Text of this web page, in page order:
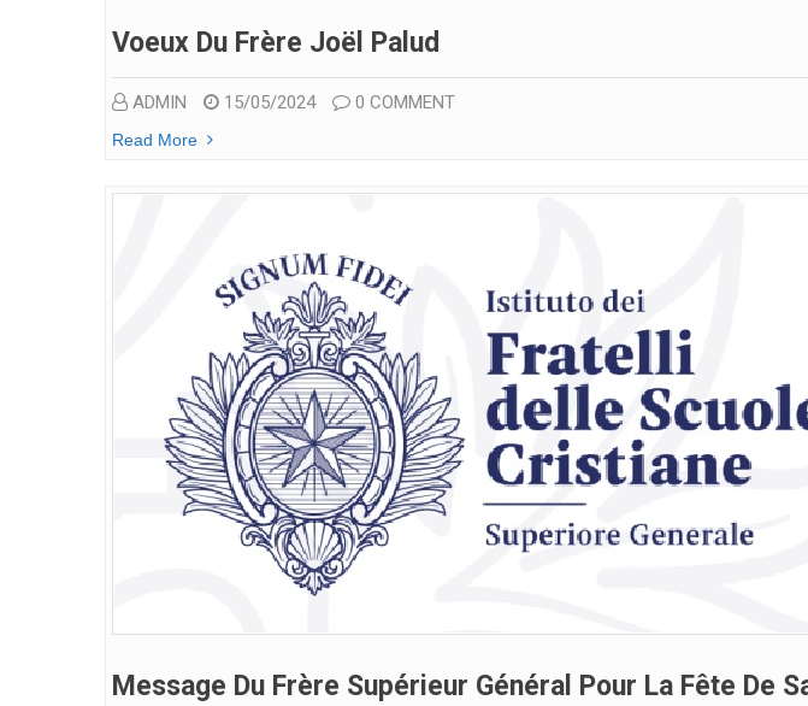
Voeux Du Frère Joël Palud
ADMIN 15/05/2024 0 COMMENT
Read More
Message Du Frère Supérieur Général Pour La Fête De